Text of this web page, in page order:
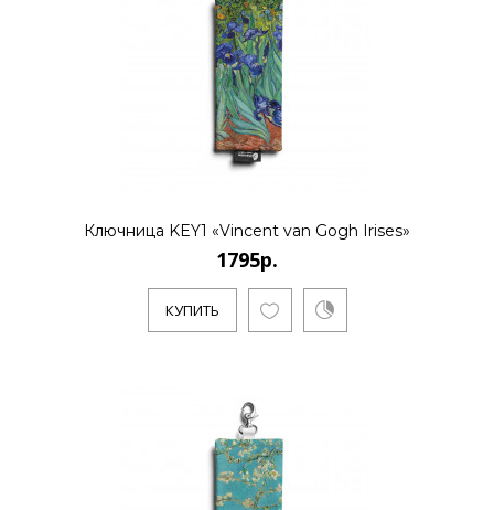
Ключница KEY1 «Vincent van Gogh Irises»
1795р.
КУПИТЬ